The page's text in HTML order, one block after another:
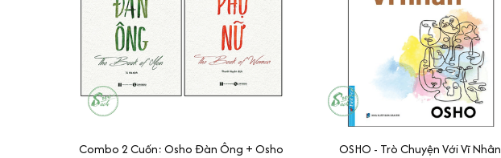
Combo 2 Cuốn: Osho Đàn Ông + Osho
OSHO - Trò Chuyện Với Vĩ Nhân